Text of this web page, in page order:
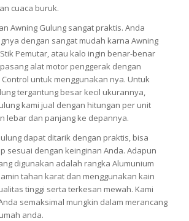
cuaca buruk.
Awning Gulung sangat praktis. Anda
dengan sangat mudah karna Awning
Pemutar, atau kalo ingin benar-benar
alat motor penggerak dengan
untuk menggunakan nya. Untuk
tergantung besar kecil ukurannya,
kami jual dengan hitungan per unit
lebar dan panjang ke depannya.
dapat ditarik dengan praktis, bisa
sesuai dengan keinginan Anda. Adapun
digunakan adalah rangka Alumunium
tahan karat dan menggunakan kain
tinggi serta terkesan mewah. Kami
semaksimal mungkin dalam merancang
anda.